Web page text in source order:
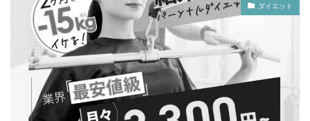
ダイエット